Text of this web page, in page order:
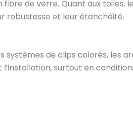
de verre. Quant aux toiles, le
robustesse et leur étanchéité.
systèmes de clips colorés, les
surtout en